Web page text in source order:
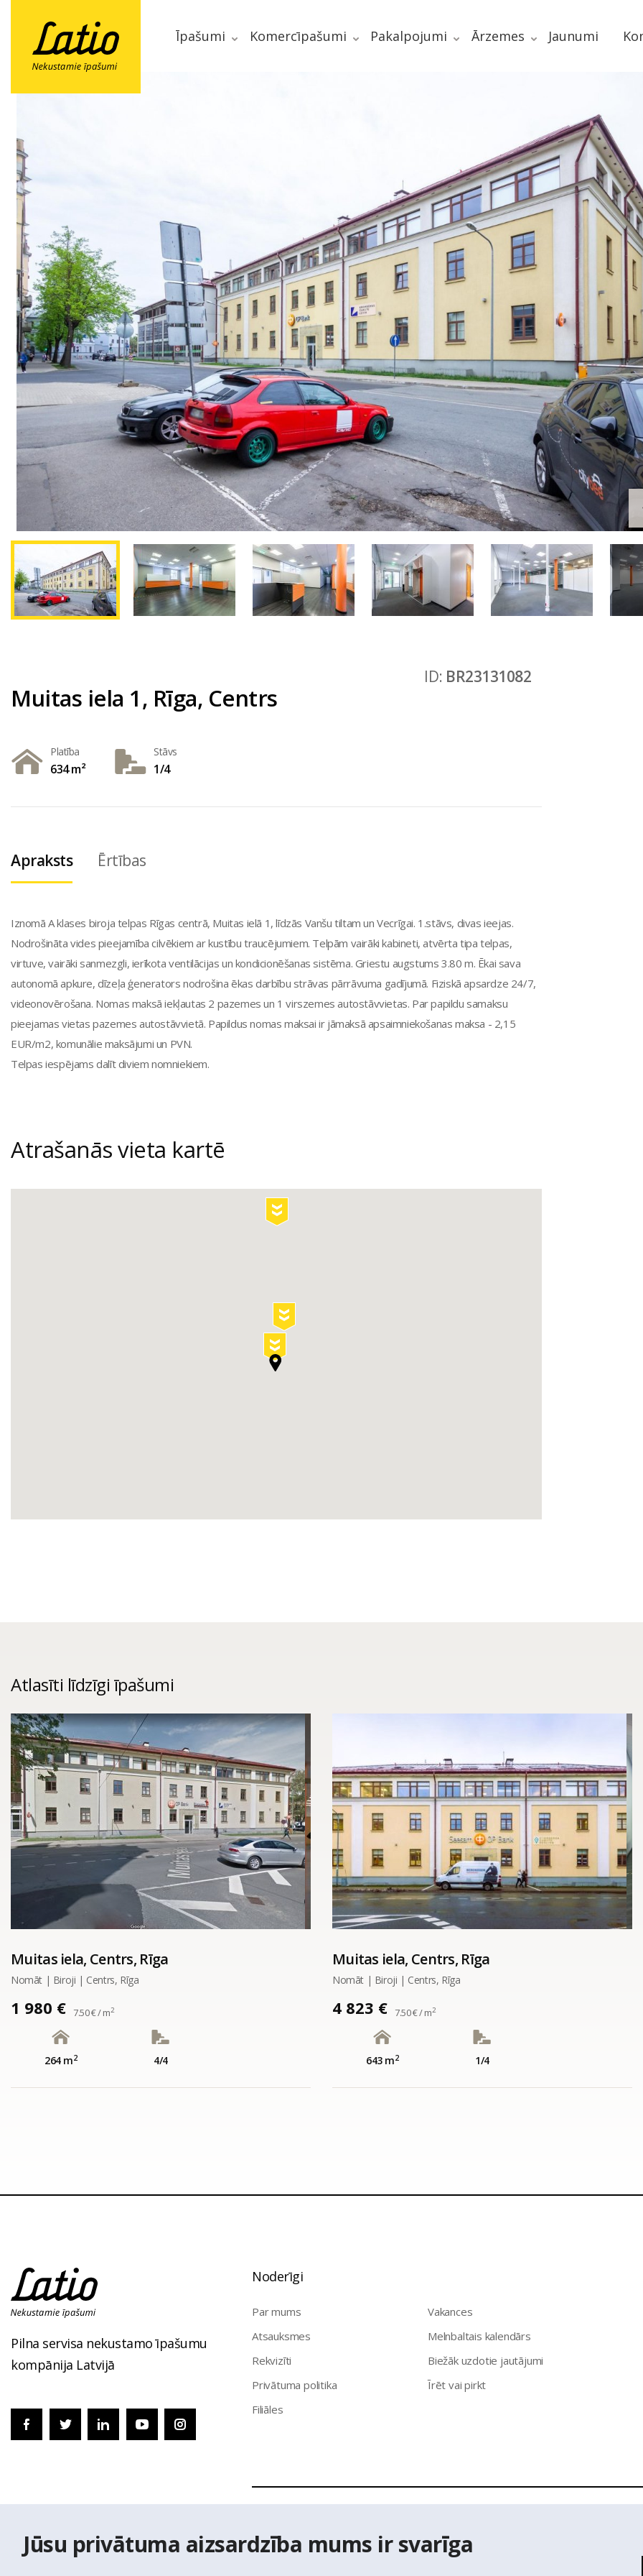
Jūsu privātuma aizsardzība mums ir svarīga
Īpašumi Komercīpašumi Pakalpojumi Ārzemes Jaunumi
ID: BR23131082
Muitas iela 1, Rīga, Centrs
Platība
634 m²
Stāvs
1/4
Apraksts Ērtības
Iznomā A klases biroja telpas Rīgas centrā, Muitas ielā 1, līdzās Vanšu tiltam un Vecrīgai. 1.stāvs, divas ieejas.
Nodrošināta vides pieejamība cilvēkiem ar kustību traucējumiem. Telpām vairāki kabineti, atvērta tipa telpas,
virtuve, vairāki sanmezgli, ierīkota ventilācijas un kondicionēšanas sistēma. Griestu augstums 3.80 m. Ēkai sava
autonomā apkure, dīzeļa ģenerators nodrošina ēkas darbību strāvas pārrāvuma gadījumā. Fiziskā apsardze 24/7,
videonovērošana. Nomas maksā iekļautas 2 pazemes un 1 virszemes autostāvvietas. Par papildu samaksu
pieejamas vietas pazemes autostāvvietā. Papildus nomas maksai ir jāmaksā apsaimniekošanas maksa - 2,15
EUR/m2, komunālie maksājumi un PVN.
Telpas iespējams dalīt diviem nomniekiem.
Atrašanās vieta kartē
Atlasīti līdzīgi īpašumi
Muitas iela, Centrs, Rīga
Nomāt | Biroji | Centrs, Rīga
1 980 € 7.50 € / m2
264 m2 4/4
Muitas iela, Centrs, Rīga
Nomāt | Biroji | Centrs, Rīga
4 823 € 7.50 € / m2
643 m2 1/4
Pilna servisa nekustamo īpašumu
kompānija Latvijā
Noderīgi
Par mums
Atsauksmes
Rekvizīti
Privātuma politika
Filiāles
Vakances
Melnbaltais kalendārs
Biežāk uzdotie jautājumi
Īrēt vai pirkt
© Nekustamo īpašumu aģentūra Latio. Aizliegta informācijas pārpublicēšana
izmantoti Valsts Adrešu reģistra Adrešu klasifikatora dati,